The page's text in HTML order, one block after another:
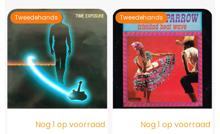
Tweedehands
Nog 1 op voorraad
Tweedehands
Nog 1 op voorraad